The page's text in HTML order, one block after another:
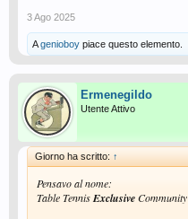
3 Ago 2025
Agenioboy piace questo elemento.
Ermenegildo
Utente Attivo
Giorno ha scritto: ↑
Pensavo al nome:
Table TennisExclusiveCommunity